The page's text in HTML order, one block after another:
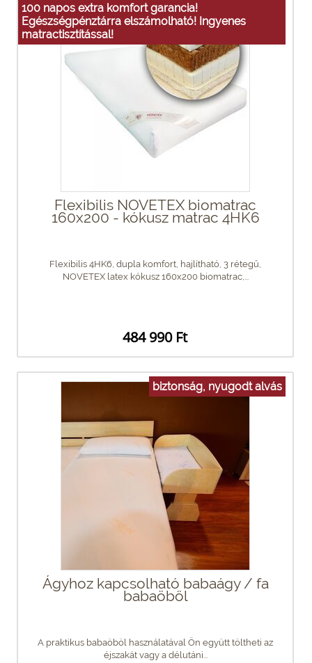
100 napos extra komfort garancia!
Egészségpénztárra elszámolható! Ingyenes
matractisztítással!
Flexibilis NOVETEX biomatrac
160x200 - kókusz matrac 4HK6
Flexibilis 4HK6, dupla komfort, hajlítható, 3 rétegű,
NOVETEX latex kókusz 160x200 biomatrac,...
484 990 Ft
biztonság, nyugodt alvás
Ágyhoz kapcsolható babaágy / fa
babaöböl
A praktikus babaöböl használatával Ön együtt töltheti az
éjszakát vagy a délutáni...